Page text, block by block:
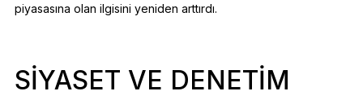
piyasasına olan ilgisini yeniden arttırdı.
SIYASET VE DENETIM